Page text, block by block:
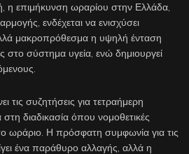
η επιμήκυνση ωραρίου στην Ελλάδα,
ενδέχεται να ενισχύσει
μακροπρόθεσμα η υψηλή ένταση
στο σύστημα υγεία, ενώ δημιουργεί
συζητήσεις για τετραήμερη
διαδικασία όπου νομοθετικές
ωράριο. Η πρόσφατη συμφωνία για τις
ένα παράθυρο αλλαγής, αλλά η